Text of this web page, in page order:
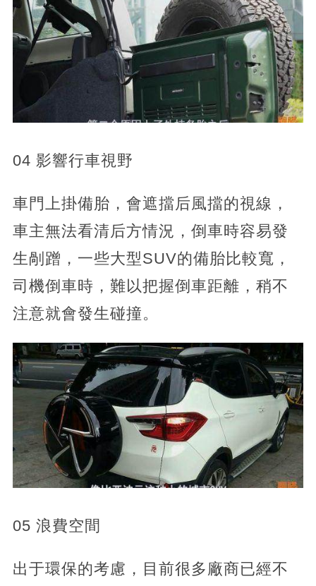
04 影響行車視野
車門上掛備胎，會遮擋后風擋的視線，
車主無法看清后方情況，倒車時容易發
生剮蹭，一些大型SUV的備胎比較寬，
司機倒車時，難以把握倒車距離，稍不
注意就會發生碰撞。
05 浪費空間
出于環保的考慮，目前很多廠商已經不